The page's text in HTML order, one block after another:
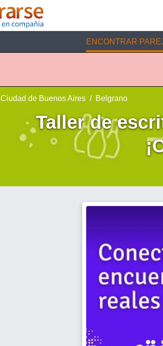
ENCONTRAR
Ciudad de Buenos Aires Belgrano
Taller de